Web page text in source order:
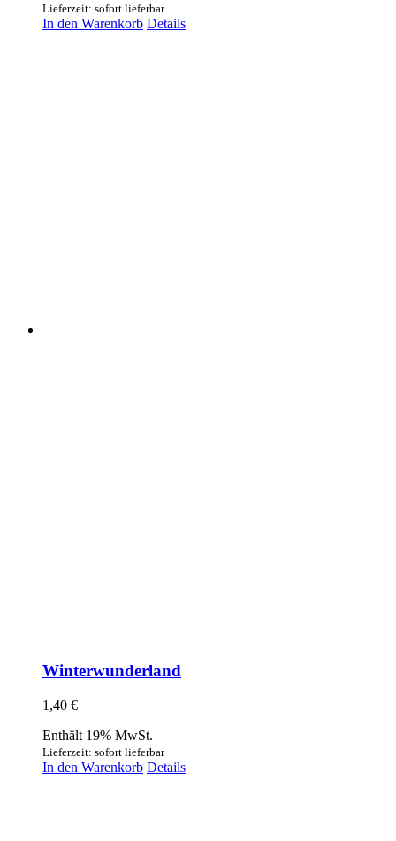
Lieferzeit: sofort lieferbar
In den Warenkorb Details
Winterwunderland
1,40 €
Enthält 19% MwSt.
Lieferzeit: sofort lieferbar
In den Warenkorb Details